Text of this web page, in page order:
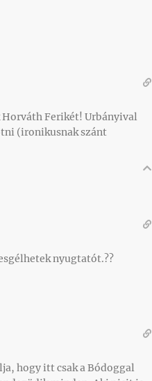
Ferikét! Urbányival
(ironikusnak szánt
nyugtatót.??
hogy itt csak a Bódoggal